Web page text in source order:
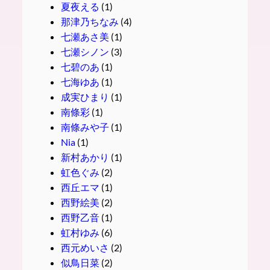
夏夜える (1)
那津乃ちなみ (4)
七瀬あさ美 (1)
七瀬シノン (3)
七碧のあ (1)
七海ゆあ (1)
成実ひまり (1)
南條彩(1)
南條みや子 (1)
Nia(1)
新村あかり (1)
虹色ぐみ (2)
西丘エマ (1)
西野絵美 (2)
西野乙音(1)
虹村ゆみ (6)
西元めいさ (2)
似鳥日菜(2)